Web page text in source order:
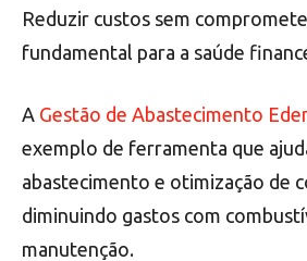
Reduzir custos sem
fundamental para a saúde
A Gestão de Abastecimento
exemplo de ferramenta que
abastecimento e otimização de
diminuindo gastos com
manutenção.